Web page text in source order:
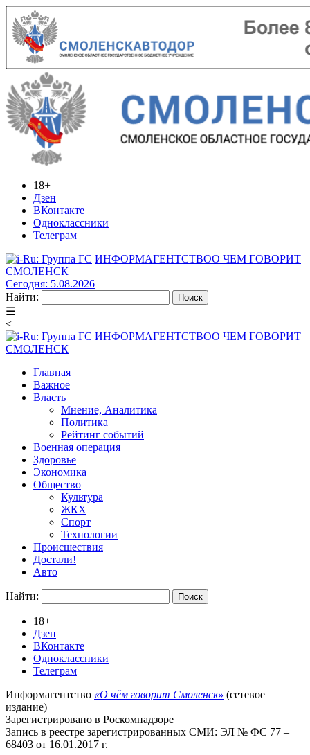
18+
Дзен
ВКонтакте
Одноклассники
Телеграм
ИНФОРМАГЕНТСТВОО ЧЕМ ГОВОРИТ
СМОЛЕНСК
Сегодня: 5.08.2026
Найти:
☰
<
ИНФОРМАГЕНТСТВОО ЧЕМ ГОВОРИТ
СМОЛЕНСК
Главная
Важное
Власть
Мнение, Аналитика
Политика
Рейтинг событий
Военная операция
Здоровье
Экономика
Общество
Культура
ЖКХ
Спорт
Технологии
Происшествия
Достали!
Авто
Найти:
18+
Дзен
ВКонтакте
Одноклассники
Телеграм
Информагентство «О чём говорит Смоленск» (сетевое
издание)
Зарегистрировано в Роскомнадзоре
Запись в реестре зарегистрированных СМИ: ЭЛ № ФС 77 –
68403 от 16.01.2017 г.